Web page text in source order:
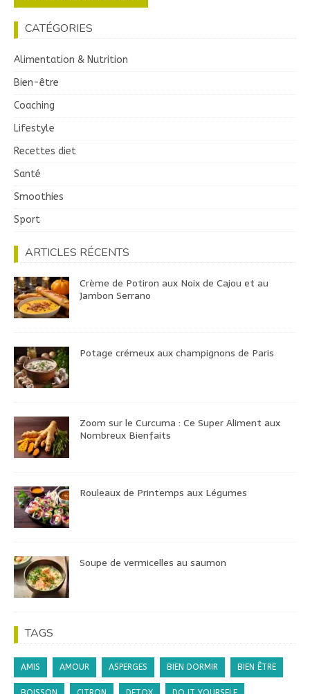
CATÉGORIES
Alimentation & Nutrition
Bien-être
Coaching
Lifestyle
Recettes diet
Santé
Smoothies
Sport
ARTICLES RÉCENTS
Crème de Potiron aux Noix de Cajou et au
Jambon Serrano
Potage crémeux aux champignons de Paris
Zoom sur le Curcuma : Ce Super Aliment aux
Nombreux Bienfaits
Rouleaux de Printemps aux Légumes
Soupe de vermicelles au saumon
TAGS
AMIS AMOUR ASPERGES BIEN DORMIR BIEN ÊTRE